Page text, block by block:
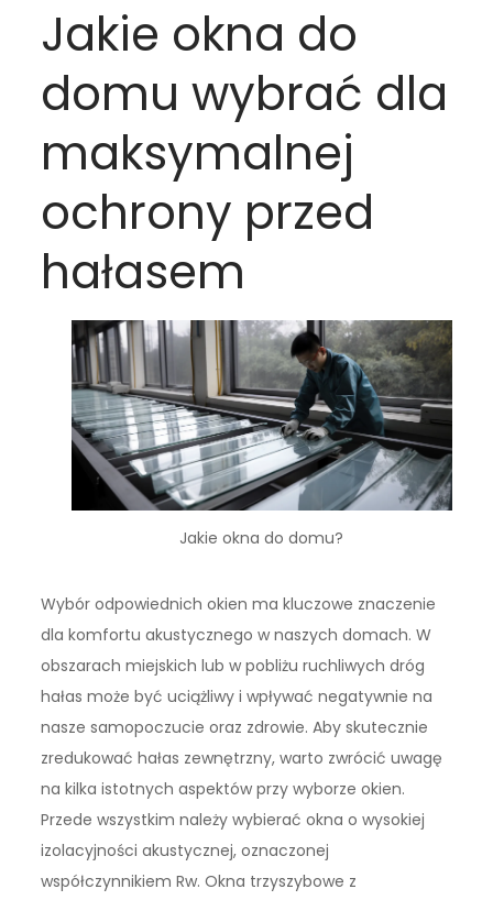
Jakie okna do
domu wybrać dla
maksymalnej
ochrony przed
hałasem
Jakie okna do domu?
Wybór odpowiednich okien ma kluczowe znaczenie
dla komfortu akustycznego w naszych domach. W
obszarach miejskich lub w pobliżu ruchliwych dróg
hałas może być uciążliwy i wpływać negatywnie na
nasze samopoczucie oraz zdrowie. Aby skutecznie
zredukować hałas zewnętrzny, warto zwrócić uwagę
na kilka istotnych aspektów przy wyborze okien.
Przede wszystkim należy wybierać okna o wysokiej
izolacyjności akustycznej, oznaczonej
współczynnikiem Rw. Okna trzyszybowe z